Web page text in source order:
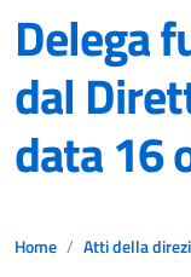
Delega
dal
data 16
Home Atti della